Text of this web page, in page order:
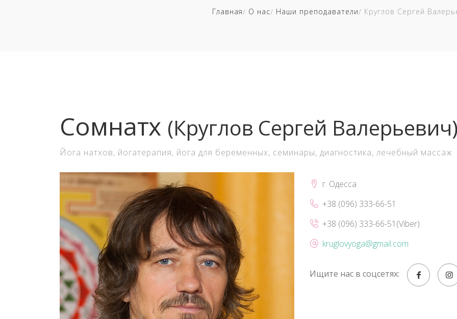
Главная О нас Наши преподаватели Круглов Сергей
Сомнатх (Круглов Сергей
Йога натхов, йогатерапия, йога для беременных, семинары, диагностика, лечебный массаж
г. Одесса
+38 (096) 333-66-51
+38 (096) 333-66-51(Viber)
kruglovyoga@gmail.com
Ищите нас в соцсетях: